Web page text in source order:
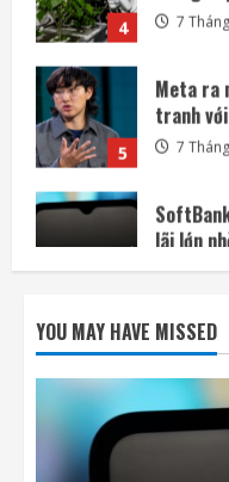
7
7
2
triển AI
7
SpaceX
nhà
YOU MAY HAVE MISSED